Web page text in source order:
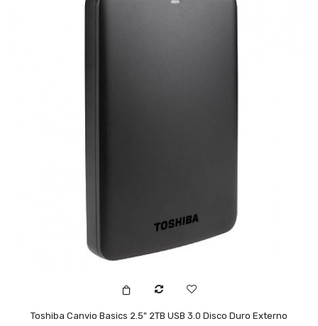
Toshiba Canvio Basics 2.5" 2TB USB 3.0 Disco Duro Externo